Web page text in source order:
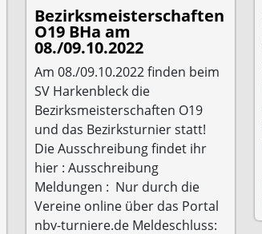
Bezirksmeisterschaften
O19 BHa am
08./09.10.2022
Am 08./09.10.2022 finden beim
SV Harkenbleck die
Bezirksmeisterschaften O19
und das Bezirksturnier statt!
Die Ausschreibung findet ihr
hier : Ausschreibung
Meldungen : Nur durch die
Vereine online über das Portal
nbv-turniere.de Meldeschluss: